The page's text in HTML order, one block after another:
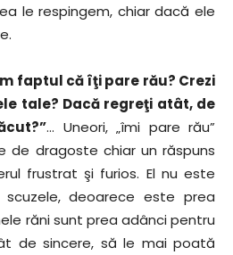
le respingem, chiar dacă ele
faptul că îţi pare rău? Crezi
tale? Dacă regreţi atât, de
… Uneori, „îmi pare rău”
de dragoste chiar un răspuns
frustrat şi furios. El nu este
deoarece este prea
răni sunt prea adânci pentru
de sincere, să le mai poată